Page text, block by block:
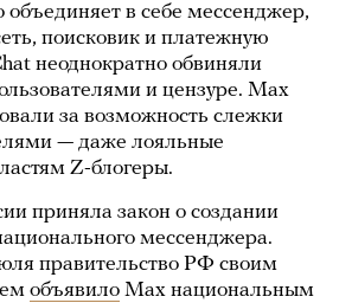
в себе мессенджер,
поисковик и платежную
неоднократно обвиняли
и цензуре. Max
за возможность слежки
— даже лояльные
Z-блогеры.
приняла закон о создании
мессенджера.
правительство РФ своим
объявило Мax национальным